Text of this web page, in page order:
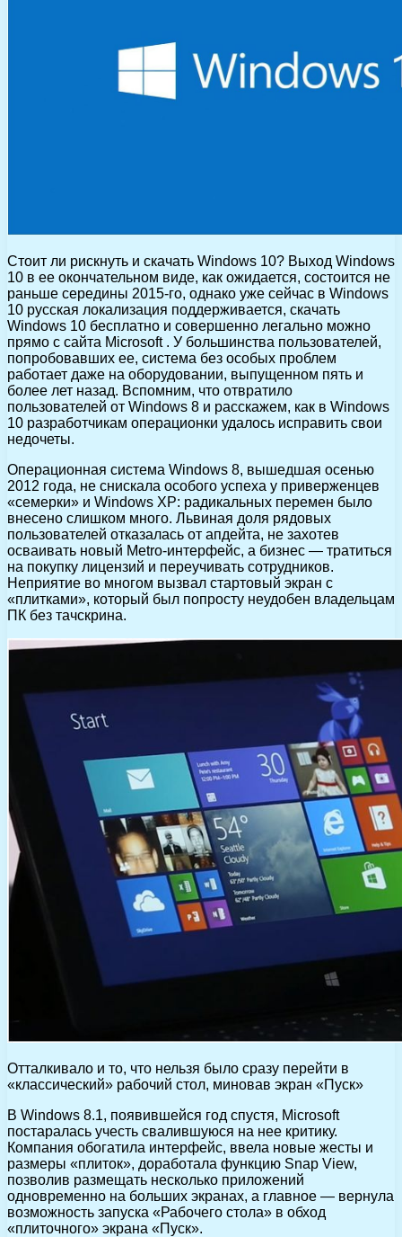
Стоит ли рискнуть и скачать Windows 10? Выход Windows
10 в ее окончательном виде, как ожидается, состоится не
раньше середины 2015-го, однако уже сейчас в Windows
10 русская локализация поддерживается, скачать
Windows 10 бесплатно и совершенно легально можно
прямо с сайта Microsoft . У большинства пользователей,
попробовавших ее, система без особых проблем
работает даже на оборудовании, выпущенном пять и
более лет назад. Вспомним, что отвратило
пользователей от Windows 8 и расскажем, как в Windows
10 разработчикам операционки удалось исправить свои
недочеты.
Операционная система Windows 8, вышедшая осенью
2012 года, не снискала особого успеха у приверженцев
«семерки» и Windows XP: радикальных перемен было
внесено слишком много. Львиная доля рядовых
пользователей отказалась от апдейта, не захотев
осваивать новый Metro-интерфейс, а бизнес — тратиться
на покупку лицензий и переучивать сотрудников.
Неприятие во многом вызвал стартовый экран с
«плитками», который был попросту неудобен владельцам
ПК без тачскрина.
Отталкивало и то, что нельзя было сразу перейти в
«классический» рабочий стол, миновав экран «Пуск»
В Windows 8.1, появившейся год спустя, Microsoft
постаралась учесть свалившуюся на нее критику.
Компания обогатила интерфейс, ввела новые жесты и
размеры «плиток», доработала функцию Snap View,
позволив размещать несколько приложений
одновременно на больших экранах, а главное — вернула
возможность запуска «Рабочего стола» в обход
«плиточного» экрана «Пуск».